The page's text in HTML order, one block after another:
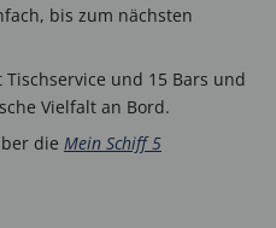
bis zum nächsten
und 15 Bars und
Vielfalt an Bord.
die Mein Schiff 5